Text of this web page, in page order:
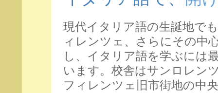
現代イタリア語の生誕地で
ィレンツェ、さらにその中
し、イタリア語を学ぶには
います。校舎はサンロレン
フィレンツェ旧市街地の中